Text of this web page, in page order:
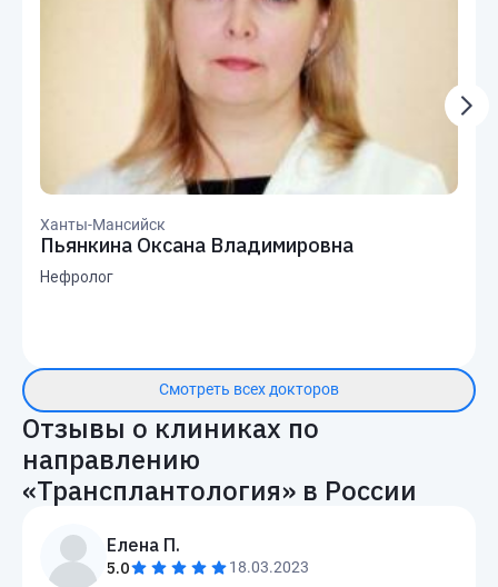
Ханты-Мансийск
Пьянкина Оксана Владимировна
Нефролог
Смотреть всех докторов
Отзывы о клиниках по
направлению
«Трансплантология» в России
Елена П.
5.0 18.03.2023